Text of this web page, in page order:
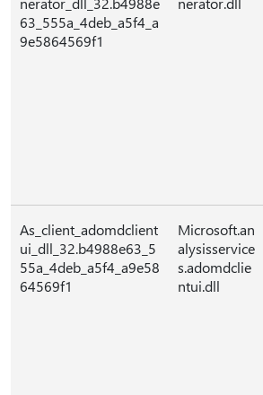
63_555a_4deb_a5f4_a
9e5864569f1
As_client_adomdclient
ui_dll_32.b4988e63_5
55a_4deb_a5f4_a9e58
64569f1
Microsoft.an
alysisservice
s.adomdclie
ntui.dll